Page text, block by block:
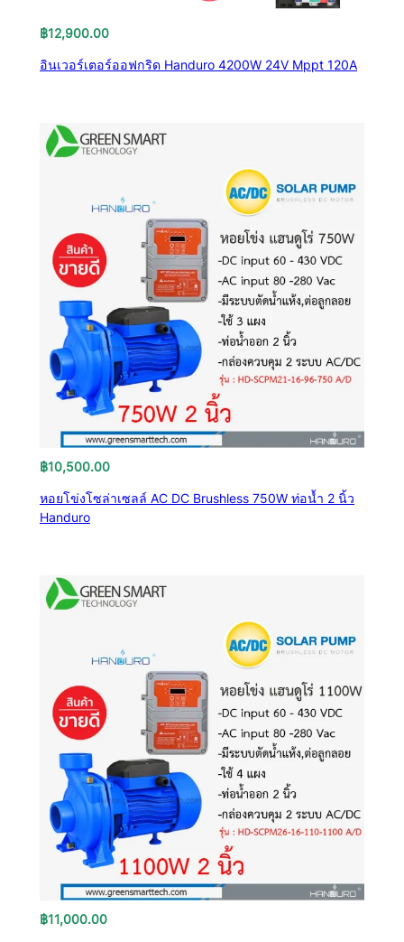
฿12,900.00
อินเวอร์เตอร์ออฟกริด Handuro 4200W 24V Mppt 120A
฿10,500.00
หอยโข่งโซล่าเซลล์ AC DC Brushless 750W ท่อน้ำ 2 นิ้ว
Handuro
฿11,000.00